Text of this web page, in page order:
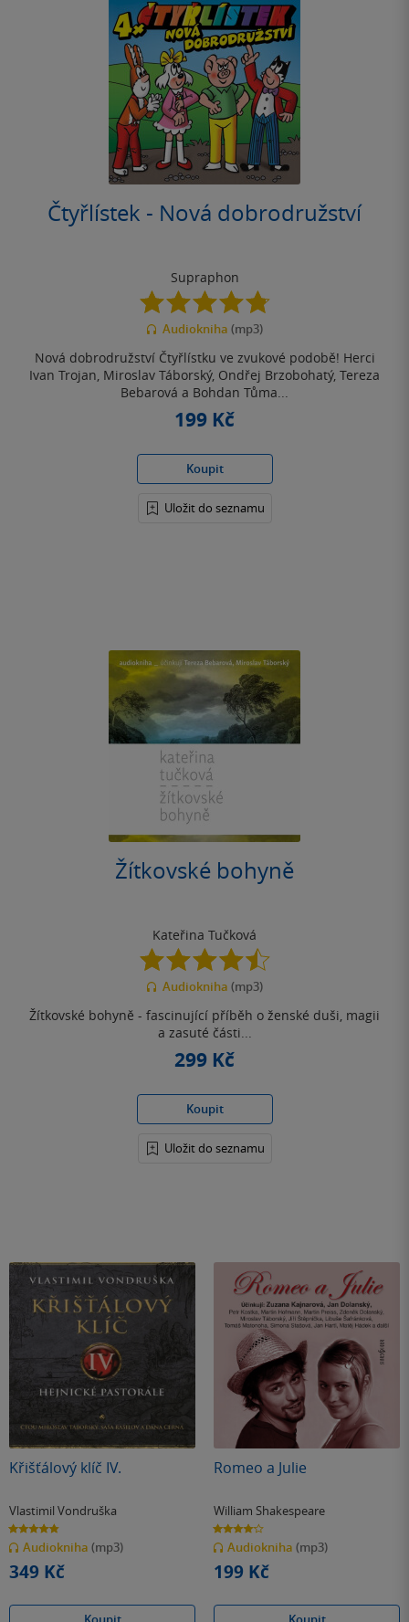
Čtyřlístek - Nová dobrodružství
Supraphon
4.8
z
5
Audiokniha (mp3)
Nová dobrodružství Čtyřlístku ve zvukové podobě! Herci
Ivan Trojan, Miroslav Táborský, Ondřej Brzobohatý, Tereza
Bebarová a Bohdan Tůma...
199 Kč
Koupit
Uložit do seznamu
Žítkovské bohyně
Kateřina Tučková
4.5
z
5
Audiokniha (mp3)
Žítkovské bohyně - fascinující příběh o ženské duši, magii
a zasuté části...
299 Kč
Koupit
Uložit do seznamu
Křišťálový klíč IV.
Vlastimil Vondruška
4.8
z
5
hvězdiček
Audiokniha (mp3)
349 Kč
Romeo a Julie
William Shakespeare
4.1
z
5
hvězdiček
Audiokniha (mp3)
199 Kč